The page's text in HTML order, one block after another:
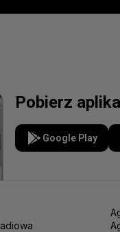
Pobierz
Google Play